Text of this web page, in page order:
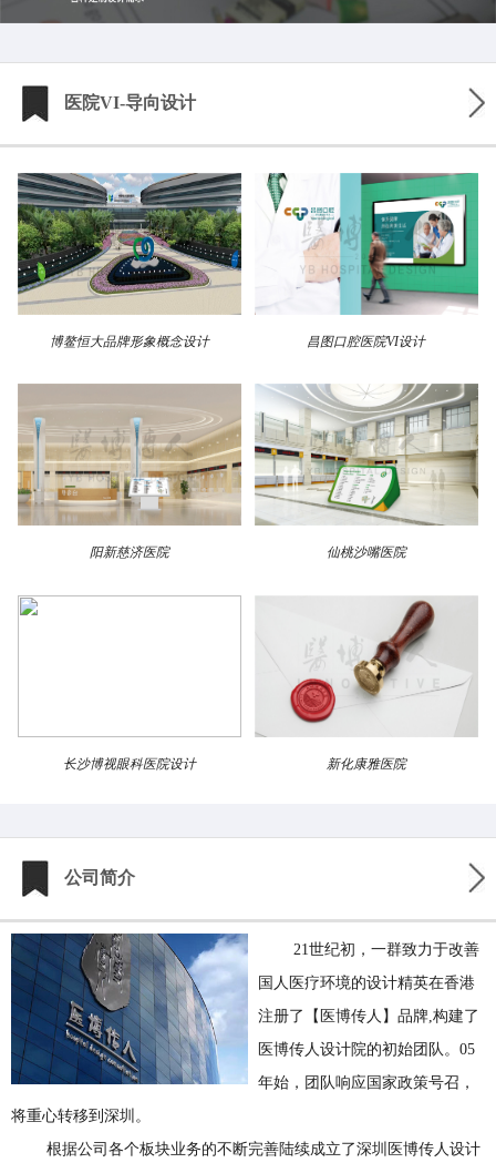
医院VI-导向设计
博鳌恒大品牌形象概念设计 昌图口腔医院VI设计
阳新慈济医院 仙桃沙嘴医院
长沙博视眼科医院设计 新化康雅医院
公司简介
21世纪初，一群致力于改善
国人医疗环境的设计精英在香港
注册了【医博传人】品牌,构建了
医博传人设计院的初始团队。05
年始，团队响应国家政策号召，
将重心转移到深圳。
根据公司各个板块业务的不断完善陆续成立了深圳医博传人设计